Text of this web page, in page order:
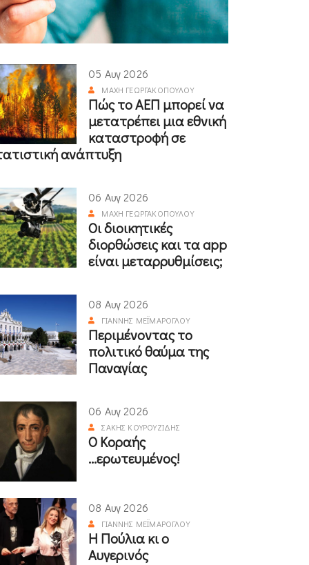
05 Αυγ 2026
ΜΆΧΗ ΓΕΩΡΓΑΚΟΠΟΎΛΟΥ
Πώς το ΑΕΠ μπορεί να
μετατρέπει μια εθνική
καταστροφή σε
ανάπτυξη
06 Αυγ 2026
ΜΆΧΗ ΓΕΩΡΓΑΚΟΠΟΎΛΟΥ
Οι διοικητικές
διορθώσεις και τα app
είναι μεταρρυθμίσεις;
08 Αυγ 2026
ΓΙΆΝΝΗΣ ΜΕΪΜΆΡΟΓΛΟΥ
Περιμένοντας το
πολιτικό θαύμα της
Παναγίας
06 Αυγ 2026
ΣΆΚΗΣ ΚΟΥΡΟΥΖΊΔΗΣ
Ο Κοραής
...ερωτευμένος!
08 Αυγ 2026
ΓΙΆΝΝΗΣ ΜΕΪΜΆΡΟΓΛΟΥ
Η Πούλια κι ο
Αυγερινός